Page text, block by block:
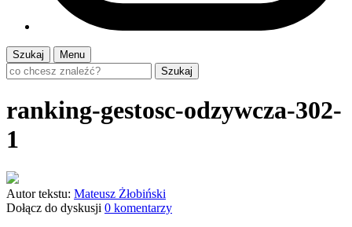
Szukaj
Menu
Szukaj
ranking-gestosc-odzywcza-302-
1
Autor tekstu: Mateusz Żłobiński
Dołącz do dyskusji 0 komentarzy